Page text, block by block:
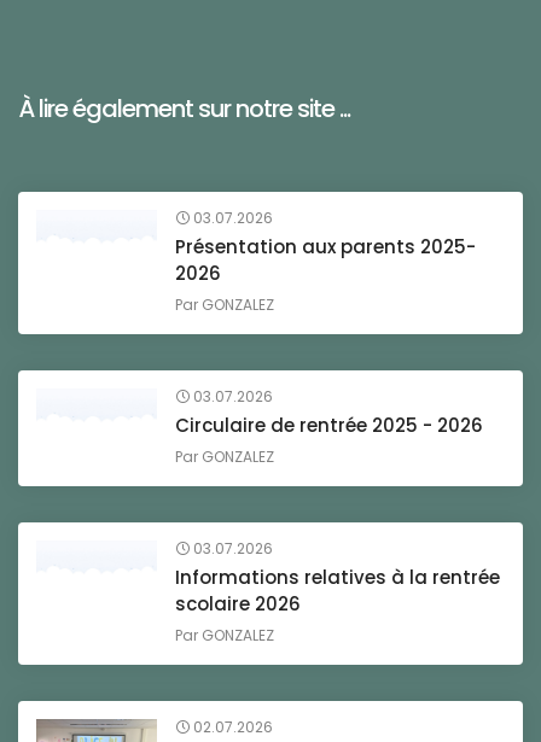
À lire également sur notre site ...
03.07.2026
Présentation aux parents 2025-
2026
Par GONZALEZ
03.07.2026
Circulaire de rentrée 2025 - 2026
Par GONZALEZ
03.07.2026
Informations relatives à la rentrée
scolaire 2026
Par GONZALEZ
02.07.2026